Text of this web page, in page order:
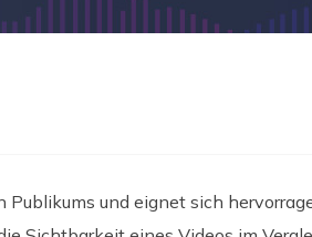
Publikums und eignet sich